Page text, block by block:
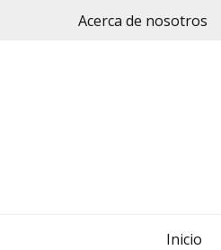
Acerca de nosotros
Inicio